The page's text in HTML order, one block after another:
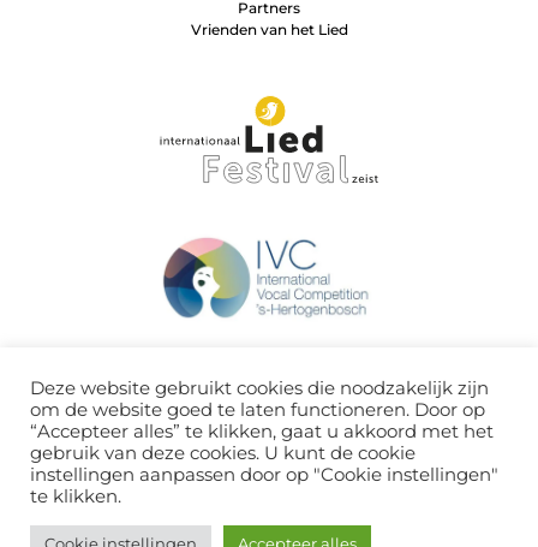
Partners
Vrienden van het Lied
Deze website gebruikt cookies die noodzakelijk zijn
om de website goed te laten functioneren. Door op
“Accepteer alles” te klikken, gaat u akkoord met het
gebruik van deze cookies. U kunt de cookie
instellingen aanpassen door op "Cookie instellingen"
te klikken.